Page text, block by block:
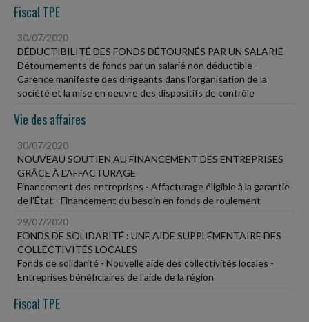
Fiscal TPE
30/07/2020
DÉDUCTIBILITÉ DES FONDS DÉTOURNÉS PAR UN SALARIÉ
Détournements de fonds par un salarié non déductible -
Carence manifeste des dirigeants dans l'organisation de la
société et la mise en oeuvre des dispositifs de contrôle
Vie des affaires
30/07/2020
NOUVEAU SOUTIEN AU FINANCEMENT DES ENTREPRISES
GRÂCE À L'AFFACTURAGE
Financement des entreprises - Affacturage éligible à la garantie
de l'État - Financement du besoin en fonds de roulement
29/07/2020
FONDS DE SOLIDARITÉ : UNE AIDE SUPPLÉMENTAIRE DES
COLLECTIVITÉS LOCALES
Fonds de solidarité - Nouvelle aide des collectivités locales -
Entreprises bénéficiaires de l'aide de la région
Fiscal TPE